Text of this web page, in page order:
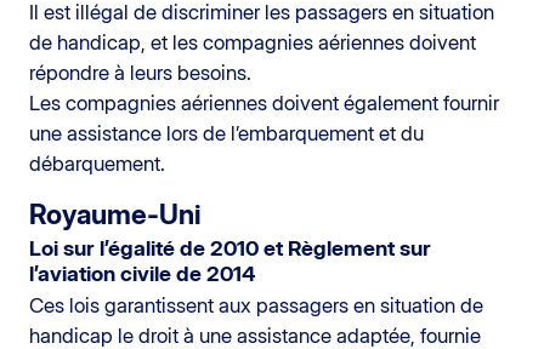
Il est illégal de discriminer les passagers en situation
de handicap, et les compagnies aériennes doivent
répondre à leurs besoins.
Les compagnies aériennes doivent également fournir
une assistance lors de l’embarquement et du
débarquement.
Royaume-Uni
Loi sur l’égalité de 2010 et Règlement sur
l’aviation civile de 2014
Ces lois garantissent aux passagers en situation de
handicap le droit à une assistance adaptée, fournie